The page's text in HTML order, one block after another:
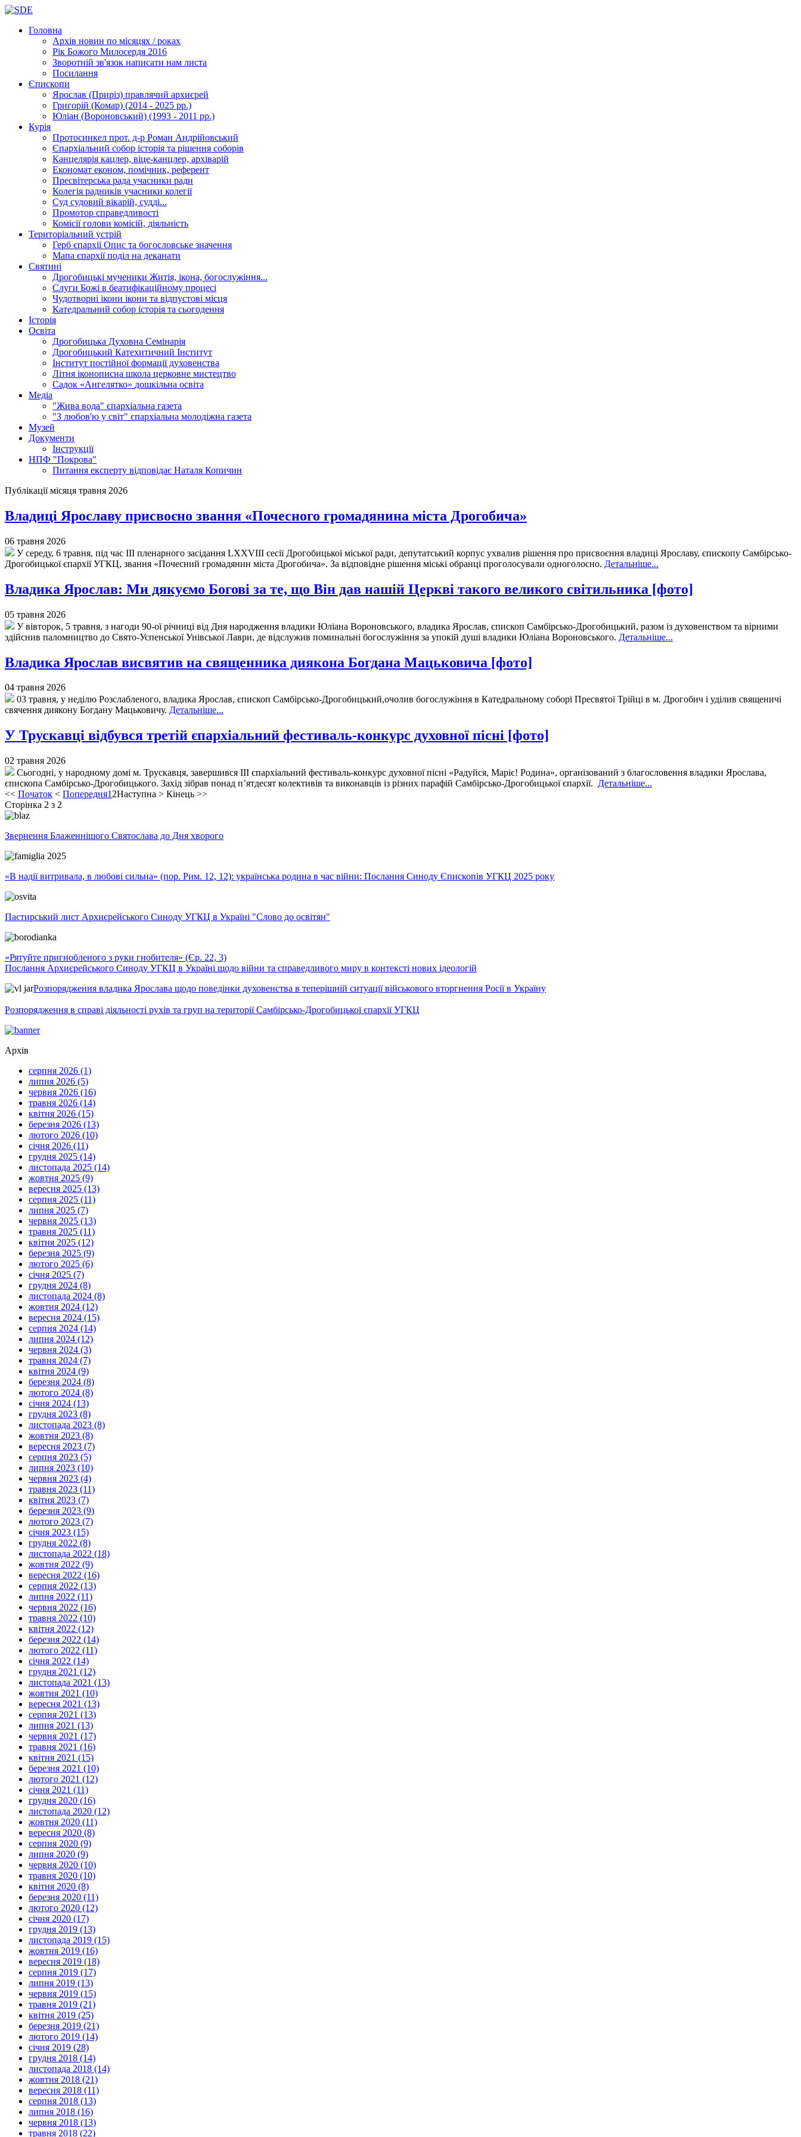
Головна
Архів новин по місяцях / роках
Рік Божого Милосердя 2016
Зворотній зв'язок написати нам листа
Посилання
Єпископи
Ярослав (Приріз) правлячий архиєрей
Григорій (Комар) (2014 - 2025 рр.)
Юліан (Вороновський) (1993 - 2011 рр.)
Курія
Протосинкел прот. д-р Роман Андрійовський
Єпархіальний собор історія та рішення соборів
Канцелярія кацлер, віце-канцлер, архіварій
Економат економ, помічник, референт
Пресвітерська рада учасники ради
Колегія радників учасники колегії
Суд судовий вікарій, судді...
Промотор справедливості
Комісіїголови комісій, діяльність
Територіальний устрій
Герб єпархіїОпис та богословське значення
Мапа єпархіїподіл на деканати
Святині
Дрогобицькі мученики Житія, ікона, богослужіння...
Слуги Божі в беатифікаційному процесі
Чудотворні ікони ікони та відпустові місця
Катедральний собор історія та сьогодення
Історія
Освіта
Дрогобицька Духовна Семінарія
Дрогобицький Катехитичний Інститут
Інститут постійної формації духовенства
Літня іконописна школа церковне мистецтво
Садок «Ангелятко» дошкільна освіта
Медіа
"Жива вода" єпархіальна газета
"З любов'ю у світ" єпархіальна молодіжна газета
Музей
Документи
Інструкції
НПФ "Покрова"
Питання експерту відповідає Наталя Копичин
Публікації місяця травня 2026
Владиці Ярославу присвоєно звання «Почесного громадянина міста Дрогобича»
06 травня 2026
У середу, 6 травня, під час ІІІ пленарного засідання LХХVIII сесії Дрогобицької міської ради, депутатський корпус ухвалив рішення про присвоєння владиці Ярославу, єпископу Самбірсько-
Дрогобицької єпархії УГКЦ, звання «Почесний громадянин міста Дрогобича». За відповідне рішення міські обранці проголосували одноголосно. Детальніше...
Владика Ярослав: Ми дякуємо Богові за те, що Він дав нашій Церкві такого великого світильника [фото]
05 травня 2026
У вівторок, 5 травня, з нагоди 90-ої річниці від Дня народження владики Юліана Вороновського, владика Ярослав, єпископ Самбірсько-Дрогобицький, разом із духовенством та вірними
здійснив паломництво до Свято-Успенської Унівської Лаври, де відслужив поминальні богослужіння за упокій душі владики Юліана Вороновського. Детальніше...
Владика Ярослав висвятив на священника диякона Богдана Мацьковича [фото]
04 травня 2026
03 травня, у неділю Розслабленого, владика Ярослав, єпископ Самбірсько-Дрогобицький,очолив богослужіння в Катедральному соборі Пресвятої Трійці в м. Дрогобич і уділив священичі
свячення диякону Богдану Мацьковичу. Детальніше...
У Трускавці відбувся третій єпархіальний фестиваль-конкурс духовної пісні [фото]
02 травня 2026
Сьогодні, у народному домі м. Трускавця, завершився III єпархіальний фестиваль-конкурс духовної пісні «Радуйся, Маріє! Родина», організований з благословення владики Ярослава,
єпископа Самбірсько-Дрогобицького. Захід зібрав понад п’ятдесят колективів та виконавців із різних парафій Самбірсько-Дрогобицької єпархії. Детальніше...
<< Початок < Попередня1 2Наступна > Кінець >>
Сторінка 2 з 2
Звернення Блаженнішого Святослава до Дня хворого
«В надії витривала, в любові сильна» (пор. Рим. 12, 12): українська родина в час війни: Послання Синоду Єпископів УГКЦ 2025 року
Пастирський лист Архиєрейського Синоду УГКЦ в Україні "Слово до освітян"
«Рятуйте пригнобленого з руки гнобителя» (Єр. 22, 3)
Послання Архиєрейського Синоду УГКЦ в Україні щодо війни та справедливого миру в контексті нових ідеологій
Розпорядження владика Ярослава щодо поведінки духовенства в теперішній ситуації військового вторгнення Росії в Україну
Розпорядження в справі діяльності рухів та груп на території Самбірсько-Дрогобицької єпархії УГКЦ
Архів
серпня 2026 (1)
липня 2026 (5)
червня 2026 (16)
травня 2026 (14)
квітня 2026 (15)
березня 2026 (13)
лютого 2026 (10)
січня 2026 (11)
грудня 2025 (14)
листопада 2025 (14)
жовтня 2025 (9)
вересня 2025 (13)
серпня 2025 (11)
липня 2025 (7)
червня 2025 (13)
травня 2025 (11)
квітня 2025 (12)
березня 2025 (9)
лютого 2025 (6)
січня 2025 (7)
грудня 2024 (8)
листопада 2024 (8)
жовтня 2024 (12)
вересня 2024 (15)
серпня 2024 (14)
липня 2024 (12)
червня 2024 (3)
травня 2024 (7)
квітня 2024 (9)
березня 2024 (8)
лютого 2024 (8)
січня 2024 (13)
грудня 2023 (8)
листопада 2023 (8)
жовтня 2023 (8)
вересня 2023 (7)
серпня 2023 (5)
липня 2023 (10)
червня 2023 (4)
травня 2023 (11)
квітня 2023 (7)
березня 2023 (9)
лютого 2023 (7)
січня 2023 (15)
грудня 2022 (8)
листопада 2022 (18)
жовтня 2022 (9)
вересня 2022 (16)
серпня 2022 (13)
липня 2022 (11)
червня 2022 (16)
травня 2022 (10)
квітня 2022 (12)
березня 2022 (14)
лютого 2022 (11)
січня 2022 (14)
грудня 2021 (12)
листопада 2021 (13)
жовтня 2021 (10)
вересня 2021 (13)
серпня 2021 (13)
липня 2021 (13)
червня 2021 (17)
травня 2021 (16)
квітня 2021 (15)
березня 2021 (10)
лютого 2021 (12)
січня 2021 (11)
грудня 2020 (16)
листопада 2020 (12)
жовтня 2020 (11)
вересня 2020 (8)
серпня 2020 (9)
липня 2020 (9)
червня 2020 (10)
травня 2020 (10)
квітня 2020 (8)
березня 2020 (11)
лютого 2020 (12)
січня 2020 (17)
грудня 2019 (13)
листопада 2019 (15)
жовтня 2019 (16)
вересня 2019 (18)
серпня 2019 (17)
липня 2019 (13)
червня 2019 (15)
травня 2019 (21)
квітня 2019 (25)
березня 2019 (21)
лютого 2019 (14)
січня 2019 (28)
грудня 2018 (14)
листопада 2018 (14)
жовтня 2018 (21)
вересня 2018 (11)
серпня 2018 (13)
липня 2018 (16)
червня 2018 (13)
травня 2018 (22)